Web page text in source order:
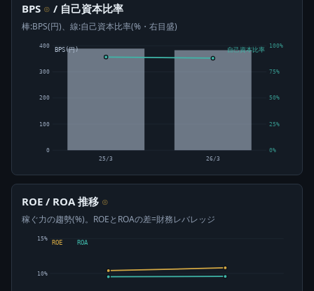
BPS ⊙ / 自己資本比率
棒:BPS(円)、線:自己資本比率(%・右目盛)
0
100
200
300
400
0%
25%
50%
75%
100%
25/3 26/3
BPS(円) 自己資本比率
ROE / ROA 推移 ⊙
稼ぐ力の趨勢(%)。ROEとROAの差=財務レバレッジ
10%
15%
ROE ROA